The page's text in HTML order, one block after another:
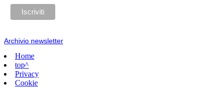
Archivio newsletter
Home
top^
Privacy
Cookie